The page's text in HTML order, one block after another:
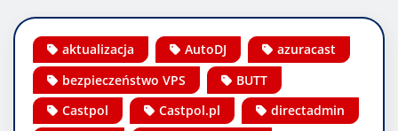
aktualizacja AutoDJ
azuracast
bezpieczeństwo VPS
BUTT
Castpol
Castpol.pl
directadmin